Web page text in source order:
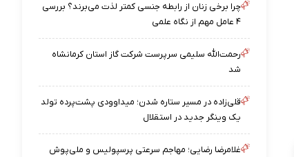
چرا برخی زنان از رابطه جنسی کمتر لذت می‌برند؟ بررسی
۴ عامل مهم از نگاه علمی
رحمت‌الله سلیمی سرپرست شرکت گاز استان کرمانشاه
شد
قلی‌زاده در مسیر ستاره شدن؛ میداوودی پشت‌پرده تولد
یک وینگر جدید در استقلال
غلامرضا رضایی؛ مهاجم سرعتی پرسپولیس و ملی‌پوش